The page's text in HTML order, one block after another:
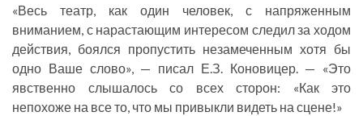
«Весь театр, как один человек, с напряженным
вниманием, с нарастающим интересом следил за ходом
действия, боялся пропустить незамеченным хотя бы
одно Ваше слово», — писал Е.З. Коновицер. — «Это
явственно слышалось со всех сторон: «Как это
непохоже на все то, что мы привыкли видеть на сцене!»